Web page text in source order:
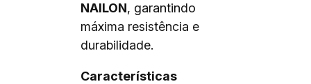
NAILON, garantindo
máxima resistência e
durabilidade.
Características